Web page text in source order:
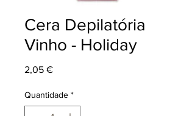
Cera Depilatória
Vinho - Holiday
2,05 €Preço
Quantidade *